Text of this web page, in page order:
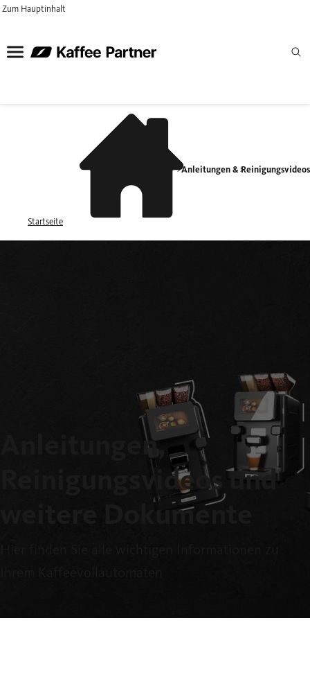
Zum Hauptinhalt
Startseite
Service & Hilfe Anleitungen & Reinigungsvideos
Anleitungen,
Reinigungsvideos und
weitere Dokumente